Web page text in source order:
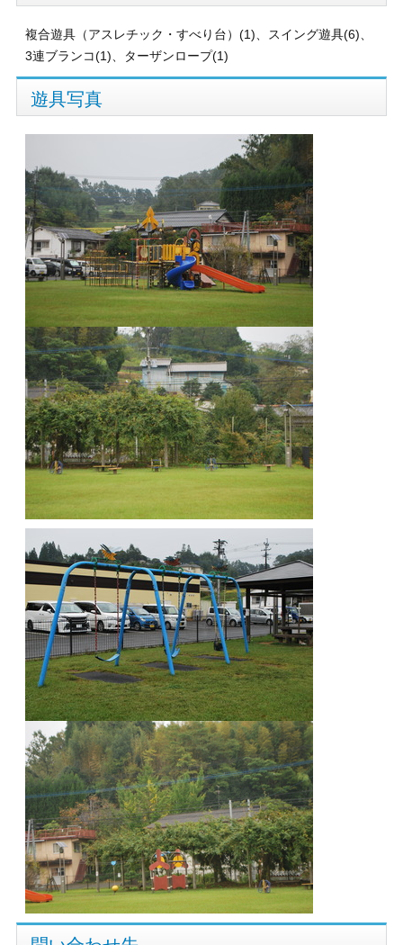
複合遊具（アスレチック・すべり台）(1)、スイング遊具(6)、
3連ブランコ(1)、ターザンロープ(1)
遊具写真